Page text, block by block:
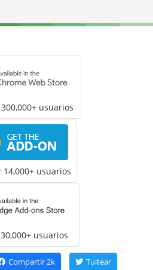
300,000+ usuarios
14,000+ usuarios
30,000+ usuarios
Compartir2k Tuitear